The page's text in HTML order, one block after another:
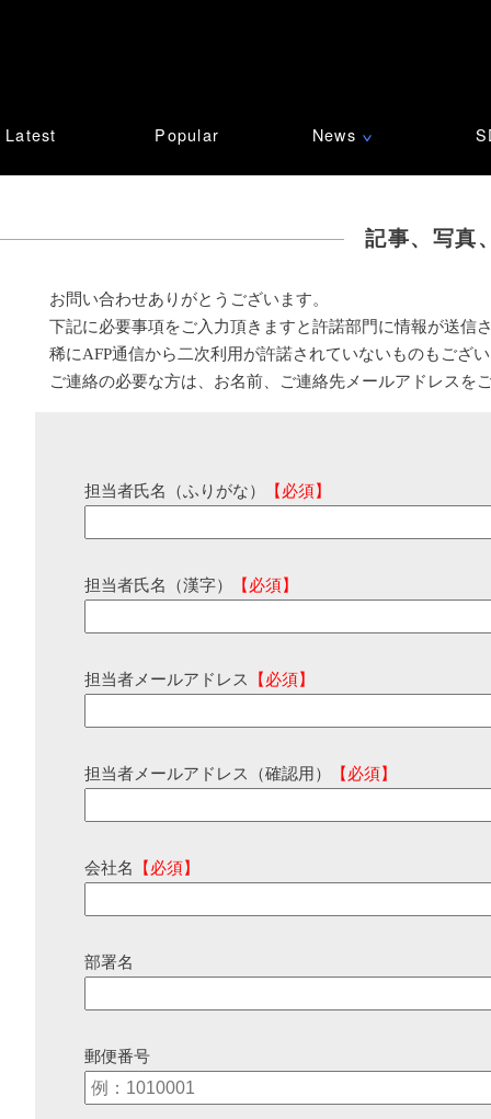
Latest Popular News ∨
記事、写真
お問い合わせありがとうございます。
下記に必要事項をご入力頂きますと許諾部門に情報が送信
稀にAFP通信から二次利用が許諾されていないものもござ
ご連絡の必要な方は、お名前、ご連絡先メールアドレスを
担当者氏名（ふりがな） 【必須】
担当者氏名（漢字） 【必須】
担当者メールアドレス 【必須】
担当者メールアドレス（確認用） 【必須】
会社名 【必須】
部署名
郵便番号